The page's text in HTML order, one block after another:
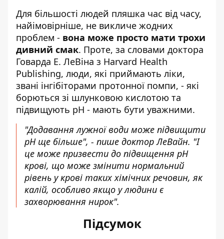
Для більшості людей пляшка час від часу,
найімовірніше, не викличе жодних
проблем - вона може просто мати трохи
дивний смак. Проте, за словами доктора
Говарда Е. ЛеВіна з Harvard Health
Publishing, люди, які приймають ліки,
звані інгібіторами протонної помпи, - які
борються зі шлунковою кислотою та
підвищують pH - мають бути уважними.
"Додавання лужної води може підвищити
pH ще більше", - пише доктор ЛеВайн. "І
це може призвести до підвищення pH
крові, що може змінити нормальний
рівень у крові таких хімічних речовин, як
калій, особливо якщо у людини є
захворювання нирок".
Підсумок